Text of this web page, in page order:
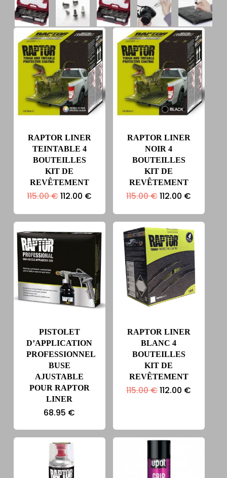
RAPTOR LINER
TEINTABLE 4
BOUTEILLES
KIT DE
REVÊTEMENT
115.00€Le
initial
était :
112.00 €
actuel
est :
RAPTOR LINER
NOIR 4
BOUTEILLES
KIT DE
REVÊTEMENT
115.00€Le
initial
était :
115.00 €.
112.00 €
actuel
est :
112.00 €.
PISTOLET
D’APPLICATION
PROFESSIONNEL
BUSE
AJUSTABLE
POUR RAPTOR
LINER
68.95 €
RAPTOR LINER
BLANC 4
BOUTEILLES
KIT DE
REVÊTEMENT
115.00€Le
112.00 €